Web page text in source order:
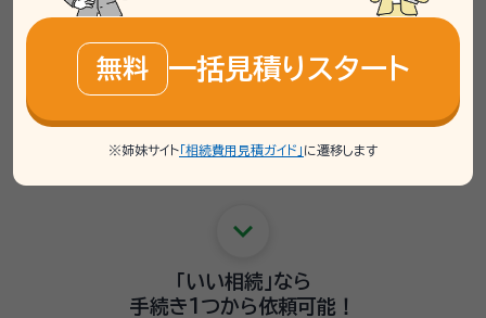
account_balance 役所、銀行、法務局など
いくつも窓口を回らなくて
自分でやるより
難しい手続きで 悩まずに済む！
keyboard_arrow_down
「いい相続」なら
手続き1つから依頼可能！
無料 一括見積りスタート
※姉妹サイト 「相続費用見積ガイド」 に遷移します